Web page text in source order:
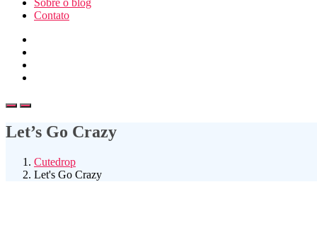
Sobre o blog
Contato
Let’s Go Crazy
Cutedrop
Let's Go Crazy